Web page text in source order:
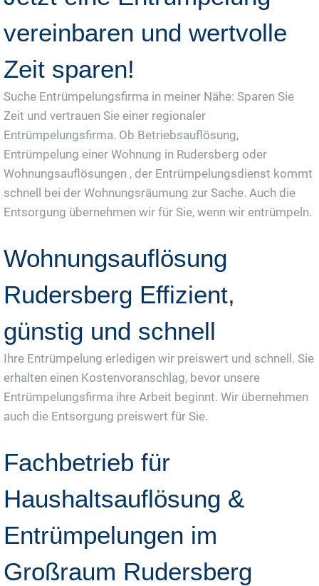
vereinbaren und wertvolle
Zeit sparen!
Suche Entrümpelungsfirma in meiner Nähe: Sparen Sie
Zeit und vertrauen Sie einer regionaler
Entrümpelungsfirma. Ob Betriebsauflösung,
Entrümpelung einer Wohnung in Rudersberg oder
Wohnungsauflösungen , der Entrümpelungsdienst kommt
schnell bei der Wohnungsräumung zur Sache. Auch die
Entsorgung übernehmen wir für Sie, wenn wir entrümpeln.
Wohnungsauflösung
Rudersberg Effizient,
günstig und schnell
Ihre Entrümpelung erledigen wir preiswert und schnell. Sie
erhalten einen Kostenvoranschlag, bevor unsere
Entrümpelungsfirma ihre Arbeit beginnt. Wir übernehmen
auch die Entsorgung preiswert für Sie.
Fachbetrieb für
Haushaltsauflösung &
Entrümpelungen im
Großraum Rudersberg